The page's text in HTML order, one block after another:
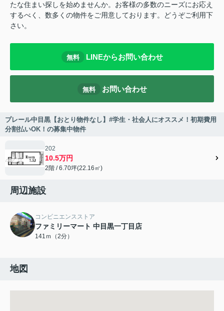
たな住まい探しを始めませんか。お客様の多数のニーズにお応え
するべく、数多くの物件をご用意しております。どうぞご利用下
さい。
無料 LINEからお問い合わせ
無料 お問い合わせ
プレール中目黒【おとり物件なし】#学生・社会人にオススメ！初期費用
分割払いOK！の募集中物件
202
10.5万円
2階 / 6.70坪(22.16㎡)
周辺施設
コンビニエンスストア
ファミリーマート 中目黒一丁目店
141ｍ（2分）
地図